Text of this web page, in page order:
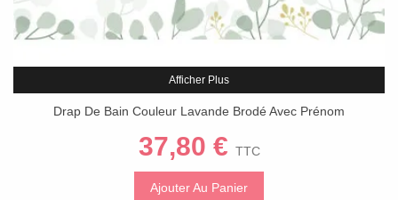
Afficher Plus
Drap De Bain Couleur Lavande Brodé Avec Prénom
37,80 € TTC
Ajouter Au Panier